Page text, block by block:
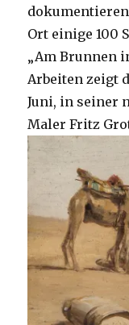
Ort einige 100
„Am Brunnen
Arbeiten zeigt
Juni, in seiner
Maler Fritz